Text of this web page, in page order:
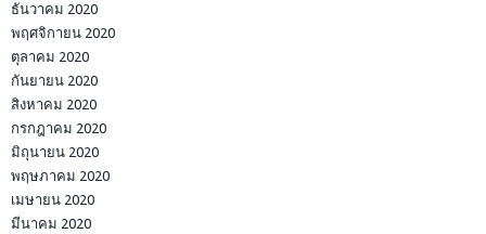
ธันวาคม 2020
พฤศจิกายน 2020
ตุลาคม 2020
กันยายน 2020
สิงหาคม 2020
กรกฎาคม 2020
มิถุนายน 2020
พฤษภาคม 2020
เมษายน 2020
มีนาคม 2020